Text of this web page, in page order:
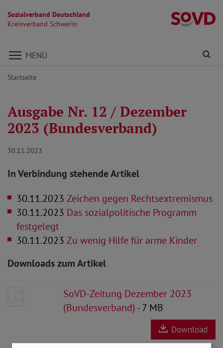
Sozialverband Deutschland
Kreisverband Schwerin
Direkt zu den Inhalten springen
MENÜ
Startseite
Ausgabe Nr. 12 / Dezember
2023 (Bundesverband)
30.11.2023
In Verbindung stehende Artikel
30.11.2023 Zeichen gegen Rechtsextremismus
30.11.2023 Das sozialpolitische Programm
festgelegt
30.11.2023 Zu wenig Hilfe für arme Kinder
Downloads zum Artikel
SoVD-Zeitung Dezember 2023
(Bundesverband)- 7 MB
Download